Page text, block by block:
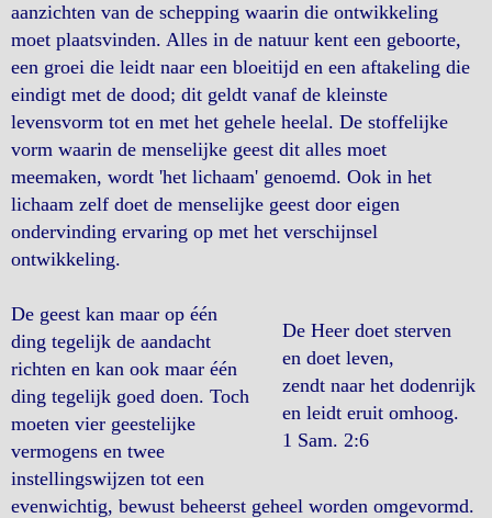
aanzichten van de schepping waarin die ontwikkeling
moet plaatsvinden. Alles in de natuur kent een geboorte,
een groei die leidt naar een bloeitijd en een aftakeling die
eindigt met de dood; dit geldt vanaf de kleinste
levensvorm tot en met het gehele heelal. De stoffelijke
vorm waarin de menselijke geest dit alles moet
meemaken, wordt 'het lichaam' genoemd. Ook in het
lichaam zelf doet de menselijke geest door eigen
ondervinding ervaring op met het verschijnsel
ontwikkeling.
De Heer doet sterven
en doet leven,
zendt naar het dodenrijk
en leidt eruit omhoog.
1 Sam. 2:6
De geest kan maar op één
ding tegelijk de aandacht
richten en kan ook maar één
ding tegelijk goed doen. Toch
moeten vier geestelijke
vermogens en twee
instellingswijzen tot een
evenwichtig, bewust beheerst geheel worden omgevormd.